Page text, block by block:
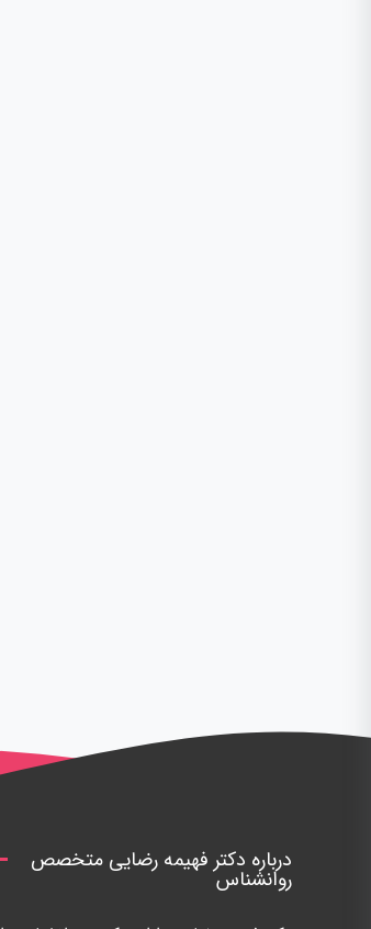
درباره دکتر فهیمه رضایی متخصص
روانشناس